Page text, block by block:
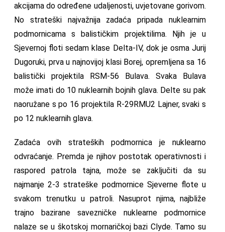
akcijama do određene udaljenosti, uvjetovane gorivom.
No strateški najvažnija zadaća pripada nuklearnim
podmornicama s balističkim projektilima. Njih je u
Sjevernoj floti sedam klase Delta-IV, dok je osma Jurij
Dugoruki, prva u najnovijoj klasi Borej, opremljena sa 16
balistički projektila RSM-56 Bulava. Svaka Bulava
može imati do 10 nuklearnih bojnih glava. Delte su pak
naoružane s po 16 projektila R-29RMU2 Lajner, svaki s
po 12 nuklearnih glava.
Zadaća ovih strateških podmornica je nuklearno
odvraćanje. Premda je njihov postotak operativnosti i
raspored patrola tajna, može se zaključiti da su
najmanje 2-3 strateške podmornice Sjeverne flote u
svakom trenutku u patroli. Nasuprot njima, najbliže
trajno bazirane savezničke nuklearne podmornice
nalaze se u škotskoj mornaričkoj bazi Clyde. Tamo su